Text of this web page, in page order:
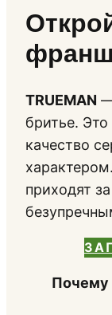
TRUEMAN
бритье.
качество
приходят
Почему